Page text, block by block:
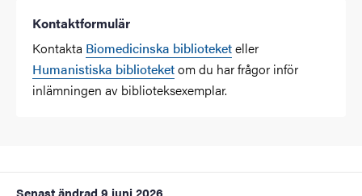
Kontaktformulär
Kontakta Biomedicinska biblioteketeller
Humanistiska biblioteketom du har frågor inför
inlämningen av biblioteksexemplar.
Senast ändrad 9 juni 2026